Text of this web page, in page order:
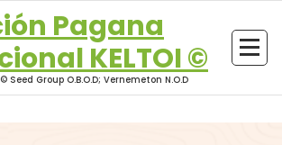
Pagana
KELTOI ©
Group O.B.O.D; Vernemeton N.O.D